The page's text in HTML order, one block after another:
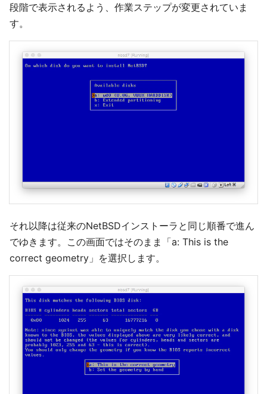
段階で表示されるよう、作業ステップが変更されていま
す。
それ以降は従来のNetBSDインストーラと同じ順番で進ん
でゆきます。この画面ではそのまま「a: This is the
correct geometry」を選択します。